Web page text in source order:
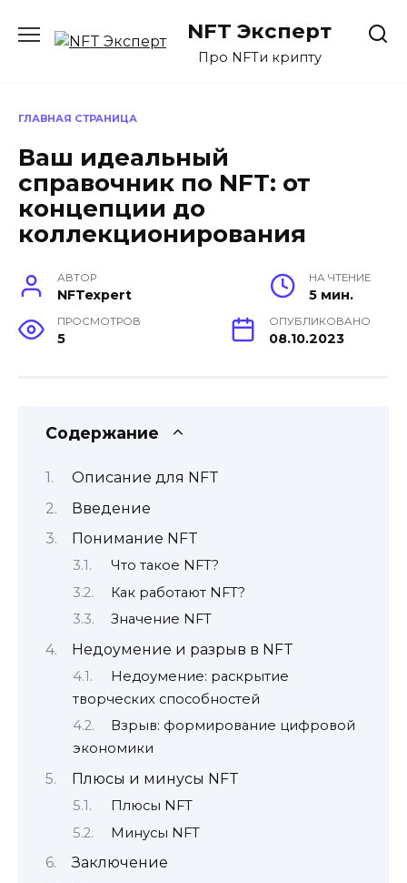
содержанию
NFT Эксперт
Про NFTи крипту
ГЛАВНАЯ СТРАНИЦА
Ваш идеальный
справочник по NFT: от
концепции до
коллекционирования
АВТОР
NFTexpert
НА ЧТЕНИЕ
5 мин.
ПРОСМОТРОВ
5
ОПУБЛИКОВАНО
08.10.2023
Содержание
Описание для NFT
Введение
Понимание NFT
Что такое NFT?
Как работают NFT?
Значение NFT
Недоумение и разрыв в NFT
Недоумение: раскрытие
творческих способностей
Взрыв: формирование цифровой
экономики
Плюсы и минусы NFT
Плюсы NFT
Минусы NFT
Заключение